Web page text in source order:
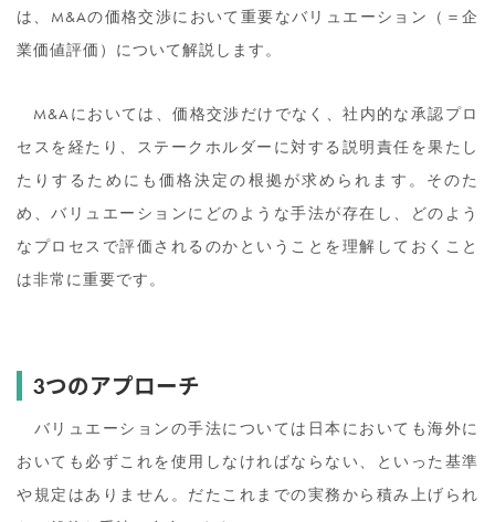
は、M&Aの価格交渉において重要なバリュエーション（＝企
業価値評価）について解説します。
M&Aにおいては、価格交渉だけでなく、社内的な承認プロ
セスを経たり、ステークホルダーに対する説明責任を果たし
たりするためにも価格決定の根拠が求められます。そのた
め、バリュエーションにどのような手法が存在し、どのよう
なプロセスで評価されるのかということを理解しておくこと
は非常に重要です。
3つのアプローチ
バリュエーションの手法については日本においても海外に
おいても必ずこれを使用しなければならない、といった基準
や規定はありません。だたこれまでの実務から積み上げられ